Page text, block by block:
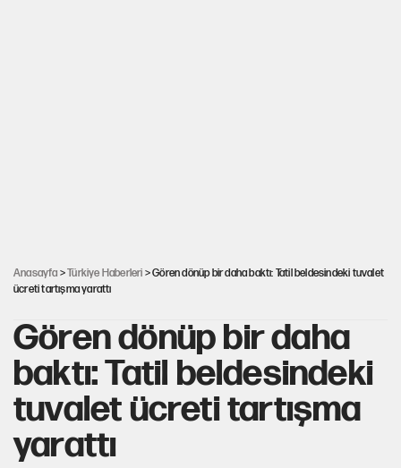
Anasayfa >Türkiye Haberleri > Gören dönüp bir daha baktı: Tatil beldesindeki tuvalet
ücreti tartışma yarattı
Gören dönüp bir daha
baktı: Tatil beldesindeki
tuvalet ücreti tartışma
yarattı